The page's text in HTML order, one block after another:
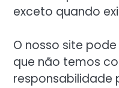
exceto quando
O nosso site
que não temos
responsabilidade